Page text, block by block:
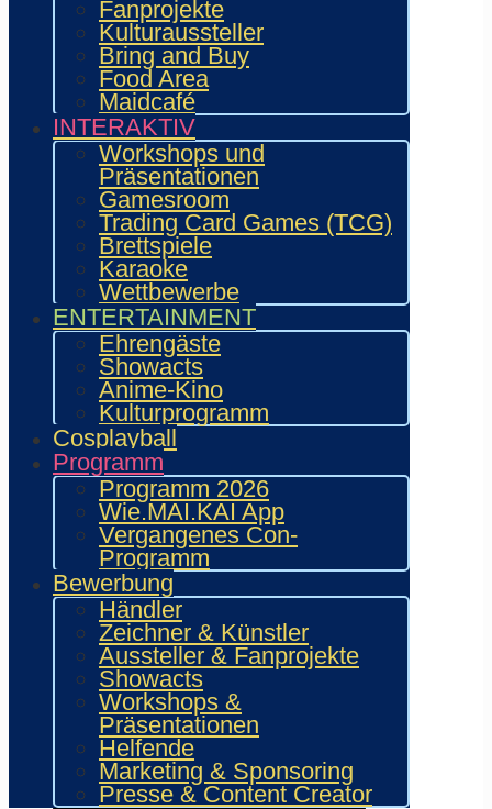
Fanprojekte
Kulturaussteller
Bring and Buy
Food Area
Maidcafé
INTERAKTIV
Workshops und
Präsentationen
Gamesroom
Trading Card Games (TCG)
Brettspiele
Karaoke
Wettbewerbe
ENTERTAINMENT
Ehrengäste
Showacts
Anime-Kino
Kulturprogramm
Cosplayball
Programm
Programm 2026
Wie.MAI.KAI App
Vergangenes Con-
Programm
Bewerbung
Händler
Zeichner & Künstler
Aussteller & Fanprojekte
Showacts
Workshops &
Präsentationen
Helfende
Marketing & Sponsoring
Presse & Content Creator
Hinweis
Es wurden keine Ergebnisse
gefunden.
Hinweis
Es gibt keine Veranstaltungen an
diesem Tag.